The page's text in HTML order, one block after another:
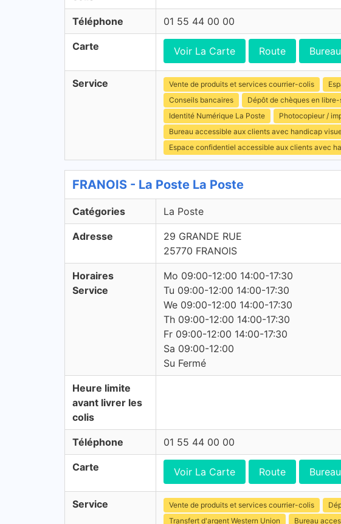
Téléphone 01 55 44 00 00
Carte Voir La Carte Route Bureau
Service Vente de produits et services courrier-colis
Conseils bancaires
Dépôt de chèques en
Identité Numérique La Poste
Photocopieur /
Bureau accessible aux clients avec handicap
Espace confidentiel accessible aux clients avec
FRANOIS - La Poste La Poste
Catégories La Poste
Adresse
29 GRANDE RUE
25770 FRANOIS
Horaires
Service
Mo 09:00-12:00 14:00-17:30
Tu 09:00-12:00 14:00-17:30
We 09:00-12:00 14:00-17:30
Th 09:00-12:00 14:00-17:30
Fr 09:00-12:00 14:00-17:30
Sa 09:00-12:00
Su Fermé
Heure limite
avant livrer les
colis
Téléphone 01 55 44 00 00
Carte Voir La Carte Route Bureau
Service Vente de produits et services courrier-colis
Transfert d'argent Western Union
Bureau